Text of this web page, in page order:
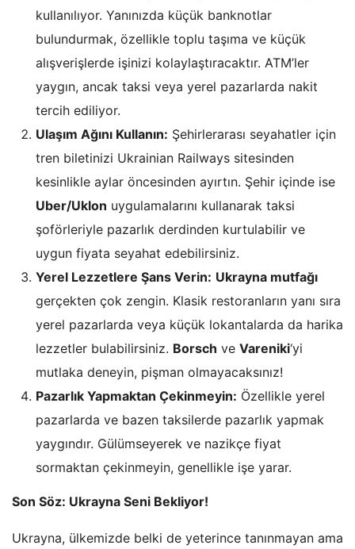
kullanılıyor. Yanınızda küçük banknotlar
bulundurmak, özellikle toplu taşıma ve küçük
alışverişlerde işinizi kolaylaştıracaktır. ATM’ler
yaygın, ancak taksi veya yerel pazarlarda nakit
tercih ediliyor.
Ulaşım Ağını Kullanın: Şehirlerarası seyahatler için
tren biletinizi Ukrainian Railways sitesinden
kesinlikle aylar öncesinden ayırtın. Şehir içinde ise
Uber/Uklon uygulamalarını kullanarak taksi
şoförleriyle pazarlık derdinden kurtulabilir ve
uygun fiyata seyahat edebilirsiniz.
Yerel Lezzetlere Şans Verin: Ukrayna mutfağı
gerçekten çok zengin. Klasik restoranların yanı sıra
yerel pazarlarda veya küçük lokantalarda da harika
lezzetler bulabilirsiniz. Borsch ve Vareniki‘yi
mutlaka deneyin, pişman olmayacaksınız!
Pazarlık Yapmaktan Çekinmeyin: Özellikle yerel
pazarlarda ve bazen taksilerde pazarlık yapmak
yaygındır. Gülümseyerek ve nazikçe fiyat
sormaktan çekinmeyin, genellikle işe yarar.
Son Söz: Ukrayna Seni Bekliyor!
Ukrayna, ülkemizde belki de yeterince tanınmayan ama